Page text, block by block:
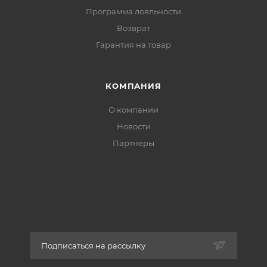
Программа лояльности
Возврат
Гарантия на товар
КОМПАНИЯ
О компании
Новости
Партнеры
Подписаться на рассылку